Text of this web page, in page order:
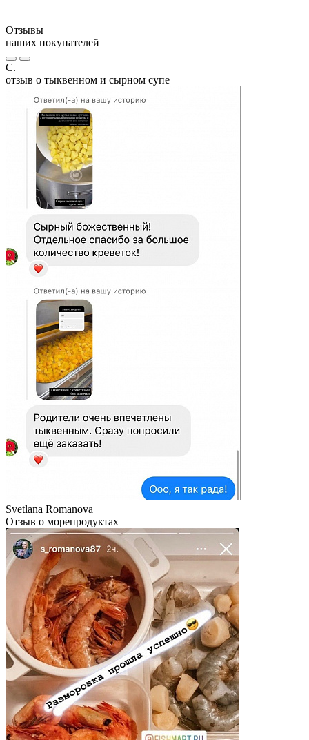
Отзывы
наших покупателей
С.
отзыв о тыквенном и сырном супе
Svetlana Romanova
Отзыв о морепродуктах